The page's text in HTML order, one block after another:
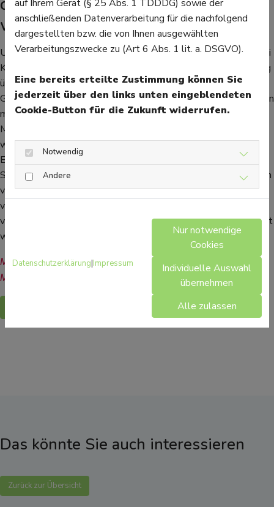
werden
Ungeachtet der möglichen Nebenwirkungen muss die Dosis bei
Kindern, die mit Methylphenidat behandelt werden, regelmäßig
überprüft werden. Denn Kinder wachsen und nehmen an
Gewicht zu oder ab, sodass das Medikament angepasst werden
muss. Entgegen früheren Empfehlungen, dass bei ADHS
Methylphenidat nur an Schultagen eingenommen werden soll,
wird nun empfohlen, das Medikament dauerhaft einzunehmen.
Es gibt Fälle von missbräuchlich eingenommenem Ritalin durch
Studenten oder Menschen, die bei der Arbeit Höchstleistungen
vollbringen müssen. Als „Gehirndoping“ wird das Medikament
von ihnen eingesetzt, um Konzentrationseinbrüche zu
vermeiden, indem die Wachheit und Aufmerksamkeit gesteigert
werden.
Mehr Gesundheitsinformationen zum Thema
Medikamente/Wirkstoffe finden Sie hier.
Das könnte Sie auch interessieren
Zurück zur Übersicht
auf Ihrem Gerät (§ 25 Abs. 1 TDDDG) sowie der
anschließenden Datenverarbeitung für die nachfolgend
dargestellten bzw. die von Ihnen ausgewählten
Verarbeitungszwecke zu (Art 6 Abs. 1 lit. a. DSGVO).
Eine bereits erteilte Zustimmung können Sie
jederzeit über den links unten eingeblendeten
Cookie-Button für die Zukunft widerrufen.
Notwendig
Andere
Datenschutzerklärung|Impressum
Nur notwendige
Cookies
Individuelle Auswahl
übernehmen
Alle zulassen